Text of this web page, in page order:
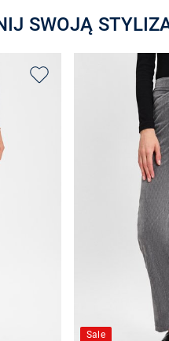
SWOJĄ
Sale